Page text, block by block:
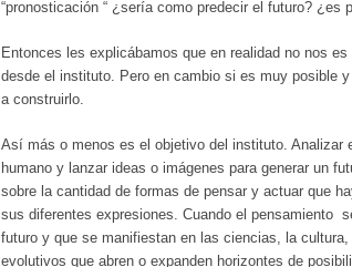
“pronosticación “ ¿sería como predecir el futuro? ¿es
Entonces les explicábamos que en realidad no nos
desde el instituto. Pero en cambio si es muy posible
a construirlo.
Así más o menos es el objetivo del instituto. Analizar
humano y lanzar ideas o imágenes para generar un
sobre la cantidad de formas de pensar y actuar que
sus diferentes expresiones. Cuando el pensamiento
futuro y que se manifiestan en las ciencias, la
evolutivos que abren o expanden horizontes de